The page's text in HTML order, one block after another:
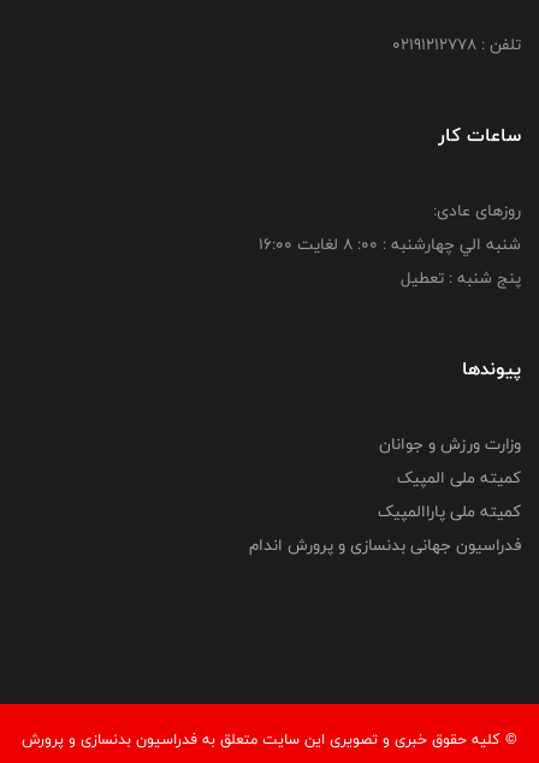
تلفن : 02191212778
ساعات کار
روزهای عادی:
شنبه الي چهارشنبه : 00: 8 لغايت 16:00
پنج شنبه : تعطیل
پیوندها
وزارت ورزش و جوانان
کمیته ملی المپیک
کمیته ملی پاراالمپیک
فدراسیون جهانی بدنسازی و پرورش اندام
© کليه حقوق خبری و تصويری اين سايت متعلق به فدراسيون بدنسازی و پرورش